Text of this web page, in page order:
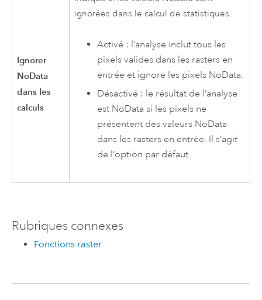
Ignorer
NoData
dans les
calculs
ignorées dans le calcul de statistiques.
Activé : l’analyse inclut tous les
pixels valides dans les rasters en
entrée et ignore les pixels NoData.
Désactivé : le résultat de l’analyse
est NoData si les pixels ne
présentent des valeurs NoData
dans les rasters en entrée. Il s’agit
de l’option par défaut.
Rubriques connexes
Fonctions raster